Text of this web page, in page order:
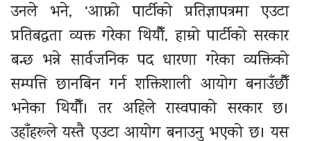
उनले भने, ‘आफ्नो पार्टीको प्रतिज्ञापत्रमा एउटा
प्रतिबद्धता व्यक्त गरेका थियौँ, हाम्रो पार्टीको सरकार
बन्छ भन्ने सार्वजनिक पद धारणा गरेका व्यक्तिको
सम्पत्ति छानबिन गर्न शक्तिशाली आयोग बनाउँछौँ
भनेका थियौँ। तर अहिले रास्वपाको सरकार छ।
उहाँहरूले यस्तै एउटा आयोग बनाउनु भएको छ। यस